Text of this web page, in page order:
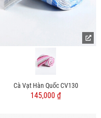
Cà Vạt Hàn Quốc CV130
145,000 ₫